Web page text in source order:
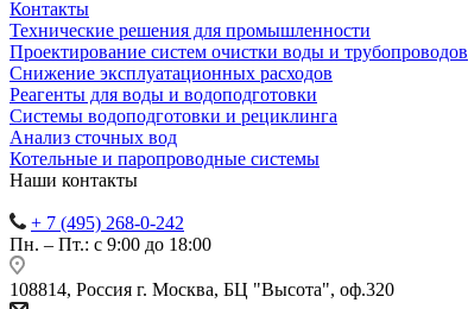
Контакты
Технические решения для промышленности
Проектирование систем очистки воды и трубопроводов
Снижение эксплуатационных расходов
Реагенты для воды и водоподготовки
Системы водоподготовки и рециклинга
Анализ сточных вод
Котельные и паропроводные системы
Наши контакты
+ 7 (495) 268-0-242
Пн. – Пт.: с 9:00 до 18:00
108814, Россия г. Москва, БЦ "Высота", оф.320